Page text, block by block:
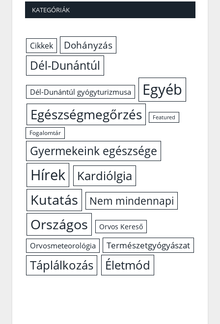
KATEGÓRIÁK
Cikkek Dohányzás
Dél-Dunántúl
Dél-Dunántúl gyógyturizmusa Egyéb
Egészségmegőrzés Featured
Fogalomtár
Gyermekeink egészsége
Hírek Kardiólgia
Kutatás Nem mindennapi
Országos Orvos Kereső
Orvosmeteorológia Természetgyógyászat
Táplálkozás Életmód